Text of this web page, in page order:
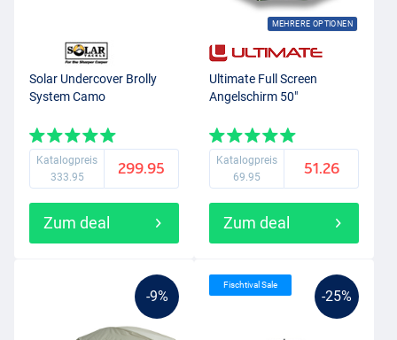
Solar Undercover Brolly
System Camo
Katalogpreis
333.95
299.95
Zum deal
MEHRERE OPTIONEN
Ultimate Full Screen
Angelschirm 50"
Katalogpreis
69.95
51.26
Zum deal
-9% -25%
Fischtival Sale